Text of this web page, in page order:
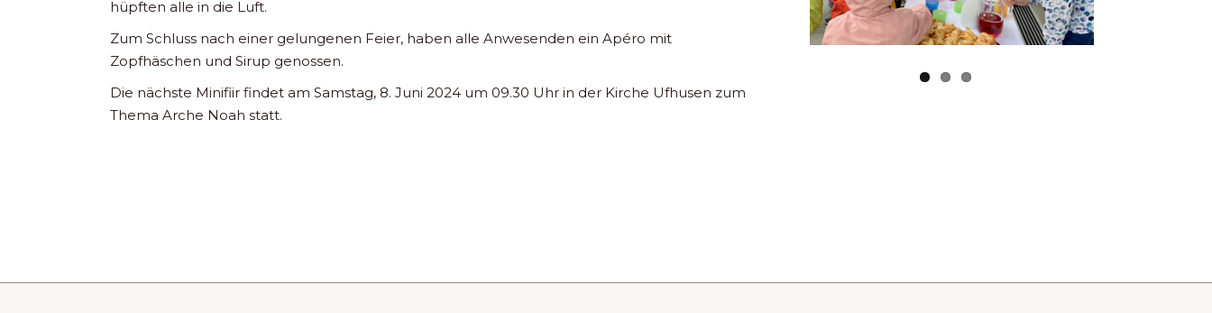
hüpften alle in die Luft.
Zum Schluss nach einer gelungenen Feier, haben alle Anwesenden ein Apéro mit
Zopfhäschen und Sirup genossen.
Die nächste Minifiir findet am Samstag, 8. Juni 2024 um 09.30 Uhr in der Kirche Ufhusen zum
Thema Arche Noah statt.